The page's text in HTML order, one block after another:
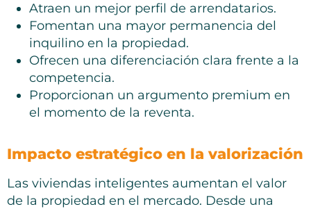
Atraen un mejor perfil de arrendatarios.
Fomentan una mayor permanencia del
inquilino en la propiedad.
Ofrecen una diferenciación clara frente a la
competencia.
Proporcionan un argumento premium en
el momento de la reventa.
Impacto estratégico en la valorización
Las viviendas inteligentes aumentan el valor
de la propiedad en el mercado. Desde una